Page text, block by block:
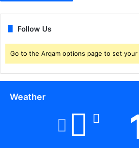
Follow Us
Go to the Arqam options page to set your
Weather